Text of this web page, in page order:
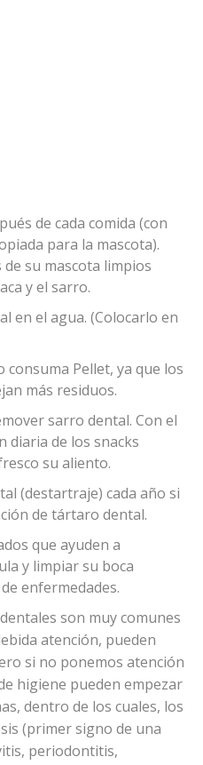
de cada comida (con
para la mascota).
su mascota limpios
y el sarro.
en el agua. (Colocarlo en
consuma Pellet, ya que los
más residuos.
sarro dental. Con el
diaria de los snacks
su aliento.
(destartraje) cada año si
de tártaro dental.
que ayuden a
y limpiar su boca
enfermedades.
son muy comunes
atención, pueden
si no ponemos atención
higiene pueden empezar
dentro de los cuales, los
(primer signo de una
periodontitis,